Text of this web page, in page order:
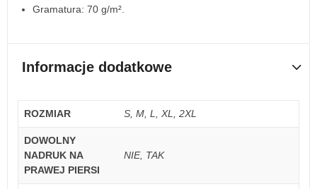
Gramatura: 70 g/m².
Informacje dodatkowe
ROZMIAR S, M, L, XL, 2XL
DOWOLNY
NADRUK NA
PRAWEJ PIERSI
NIE, TAK